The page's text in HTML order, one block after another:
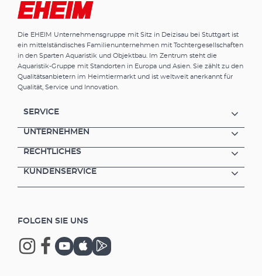
Die EHEIM Unternehmensgruppe mit Sitz in Deizisau bei Stuttgart ist
ein mittelständisches Familienunternehmen mit Tochtergesellschaften
in den Sparten Aquaristik und Objektbau. Im Zentrum steht die
Aquaristik-Gruppe mit Standorten in Europa und Asien. Sie zählt zu den
Qualitätsanbietern im Heimtiermarkt und ist weltweit anerkannt für
Qualität, Service und Innovation.
SERVICE
UNTERNEHMEN
RECHTLICHES
KUNDENSERVICE
FOLGEN SIE UNS